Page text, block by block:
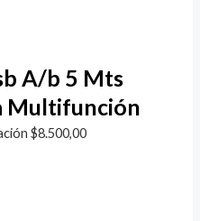
A/b 5 Mts
Multifunción
$8.500,00